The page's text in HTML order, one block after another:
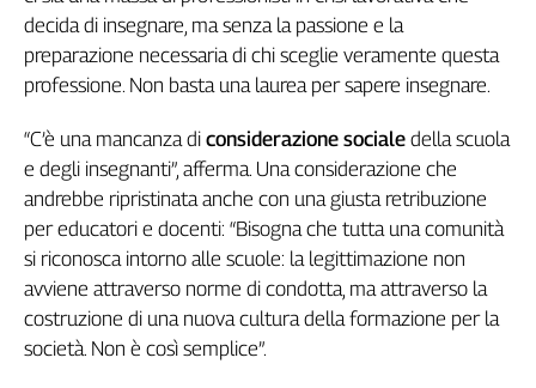
decida di insegnare, ma senza la passione e la
preparazione necessaria di chi sceglie veramente questa
professione. Non basta una laurea per sapere insegnare.
“C’è una mancanza di considerazione sociale della scuola
e degli insegnanti”, afferma. Una considerazione che
andrebbe ripristinata anche con una giusta retribuzione
per educatori e docenti: “Bisogna che tutta una comunità
si riconosca intorno alle scuole: la legittimazione non
avviene attraverso norme di condotta, ma attraverso la
costruzione di una nuova cultura della formazione per la
società. Non è così semplice”.